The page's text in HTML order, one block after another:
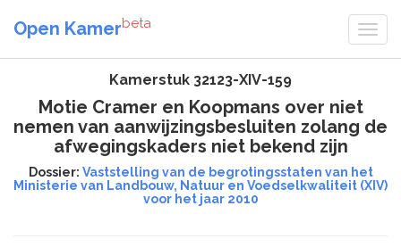
Open Kamerbeta
Kamerstuk 32123-XIV-159
Motie Cramer en Koopmans over niet
nemen van aanwijzingsbesluiten zolang de
afwegingskaders niet bekend zijn
Dossier: Vaststelling van de begrotingsstaten van het
Ministerie van Landbouw, Natuur en Voedselkwaliteit (XIV)
voor het jaar 2010